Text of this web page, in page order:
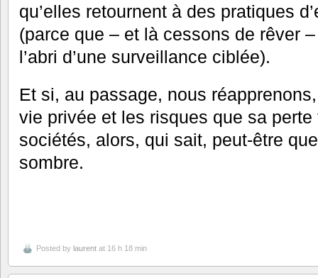
qu’elles retournent à des pratiques
(parce que – et là cessons de rêver
l’abri d’une surveillance ciblée).
Et si, au passage, nous
vie privée et les risques que sa
sociétés, alors, qui sait, peut-être
sombre.
Posted by laurent at 16 h 18 min